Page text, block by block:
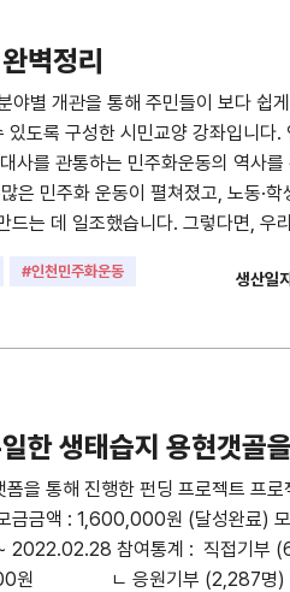
벽정리
별 개관을 통해 주민들이 보다 쉽게
도록 구성한 시민교양 강좌입니다.
사를 관통하는 민주화운동의 역사를
민주화 운동이 펼쳐졌고, 노동·학
는 데 일조했습니다. 그렇다면, 우
#인천민주화운동
생산일
한 생태습지 용현갯골
을 통해 진행한 펀딩 프로젝트 프로
금금액 : 1,600,000원 (달성완료)
2022.02.28 참여통계 : 직접기부
원 ㄴ 응원기부 (2,287명)